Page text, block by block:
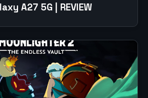
A27 5G | REVIEW